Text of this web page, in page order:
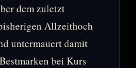
dem zuletzt
Allzeithoch
untermauert damit
bei Kurs